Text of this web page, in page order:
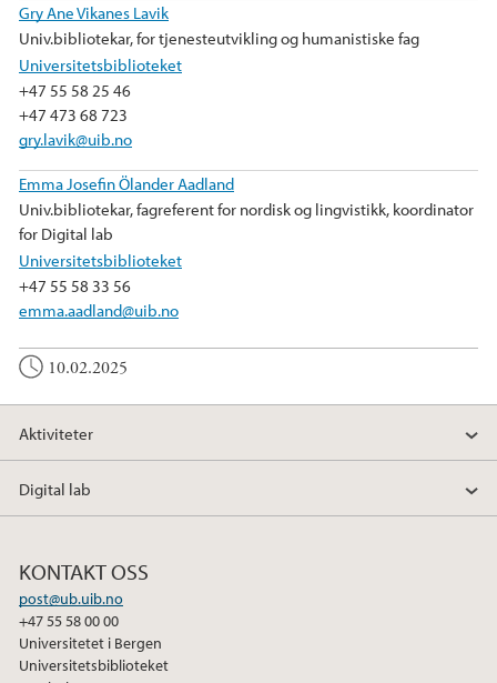
Gry Ane Vikanes Lavik
Univ.bibliotekar, for tjenesteutvikling og humanistiske fag
Universitetsbiblioteket
+47 55 58 25 46
+47 473 68 723
gry.lavik@uib.no
Emma Josefin Ölander Aadland
Univ.bibliotekar, fagreferent for nordisk og lingvistikk, koordinator
for Digital lab
Universitetsbiblioteket
+47 55 58 33 56
emma.aadland@uib.no
10.02.2025
Aktiviteter
Digital lab
KONTAKT OSS
post@ub.uib.no
+47 55 58 00 00
Universitetet i Bergen
Universitetsbiblioteket